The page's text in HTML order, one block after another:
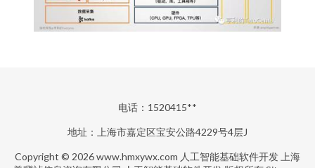
电话：1520415**
地址：上海市嘉定区宝安公路4229号4层J
Copyright © 2026www.hmxywx.com 人工智能基础软件开发 上海